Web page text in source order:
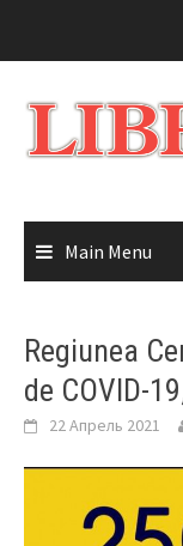
Main Menu
Regiunea
de COVID-
22 Апрель 2021